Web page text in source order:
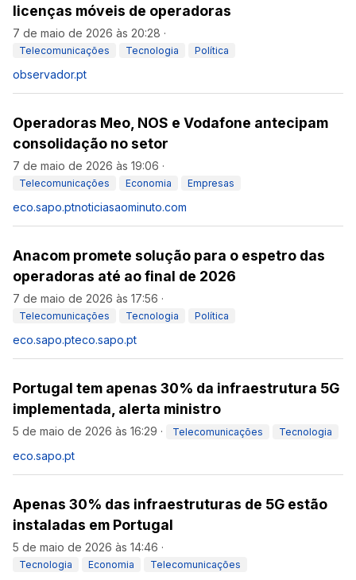
licenças móveis de operadoras
7 de maio de 2026 às 20:28 ·
Telecomunicações Tecnologia Política
observador.pt
Operadoras Meo, NOS e Vodafone antecipam
consolidação no setor
7 de maio de 2026 às 19:06 ·
Telecomunicações Economia Empresas
eco.sapo.ptnoticiasaominuto.com
Anacom promete solução para o espetro das
operadoras até ao final de 2026
7 de maio de 2026 às 17:56 ·
Telecomunicações Tecnologia Política
eco.sapo.pteco.sapo.pt
Portugal tem apenas 30% da infraestrutura 5G
implementada, alerta ministro
5 de maio de 2026 às 16:29 · Telecomunicações Tecnologia
eco.sapo.pt
Apenas 30% das infraestruturas de 5G estão
instaladas em Portugal
5 de maio de 2026 às 14:46 ·
Tecnologia Economia Telecomunicações